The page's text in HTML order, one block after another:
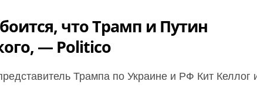
что Трамп и Путин
— Politico